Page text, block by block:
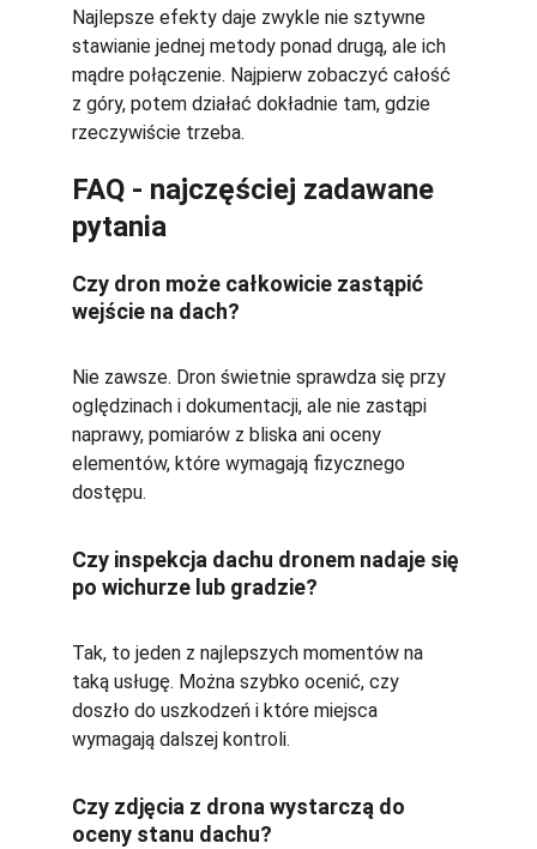
Najlepsze efekty daje zwykle nie sztywne
stawianie jednej metody ponad drugą, ale ich
mądre połączenie. Najpierw zobaczyć całość
z góry, potem działać dokładnie tam, gdzie
rzeczywiście trzeba.
FAQ - najczęściej zadawane
pytania
Czy dron może całkowicie zastąpić
wejście na dach?
Nie zawsze. Dron świetnie sprawdza się przy
oględzinach i dokumentacji, ale nie zastąpi
naprawy, pomiarów z bliska ani oceny
elementów, które wymagają fizycznego
dostępu.
Czy inspekcja dachu dronem nadaje się
po wichurze lub gradzie?
Tak, to jeden z najlepszych momentów na
taką usługę. Można szybko ocenić, czy
doszło do uszkodzeń i które miejsca
wymagają dalszej kontroli.
Czy zdjęcia z drona wystarczą do
oceny stanu dachu?